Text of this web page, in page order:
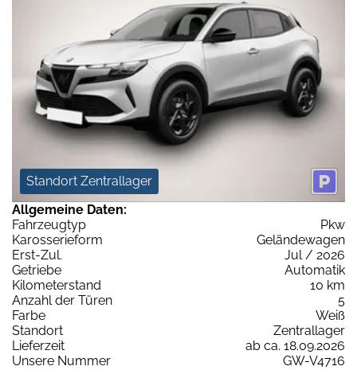
Standort Zentrallager
Allgemeine Daten:
Fahrzeugtyp
Pkw
Karosserieform
Geländewagen
Erst-Zul.
Jul / 2026
Getriebe
Automatik
Kilometerstand
10 km
Anzahl der Türen
5
Farbe
Weiß
Standort
Zentrallager
Lieferzeit
ab ca. 18.09.2026
Unsere Nummer
GW-V4716